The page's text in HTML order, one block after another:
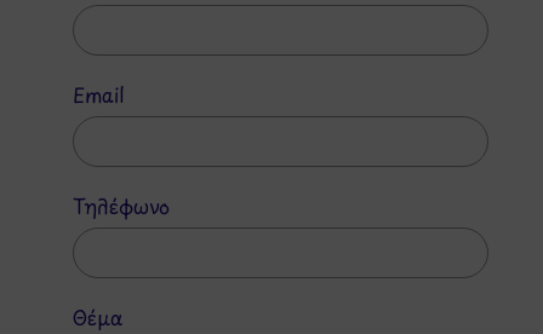
Email
Τηλέφωνο
Θέμα